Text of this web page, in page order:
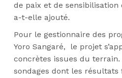
de paix et de sensibilisation
a-t-elle ajouté.
Pour le gestionnaire des
Yoro Sangaré, le projet
concrètes issues du terrain.
sondages dont les résultats